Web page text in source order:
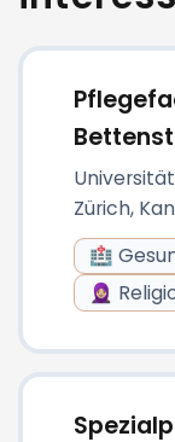
Zürich,
🏥
🧕🏼